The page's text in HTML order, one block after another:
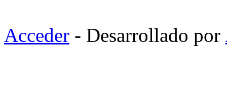
Acceder - Desarrollado por